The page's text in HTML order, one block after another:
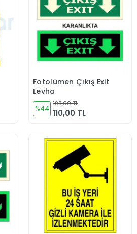
Sepete Ekle
Fotolümen Çıkış Exit
Levha
%44
198,00 TL
110,00 TL